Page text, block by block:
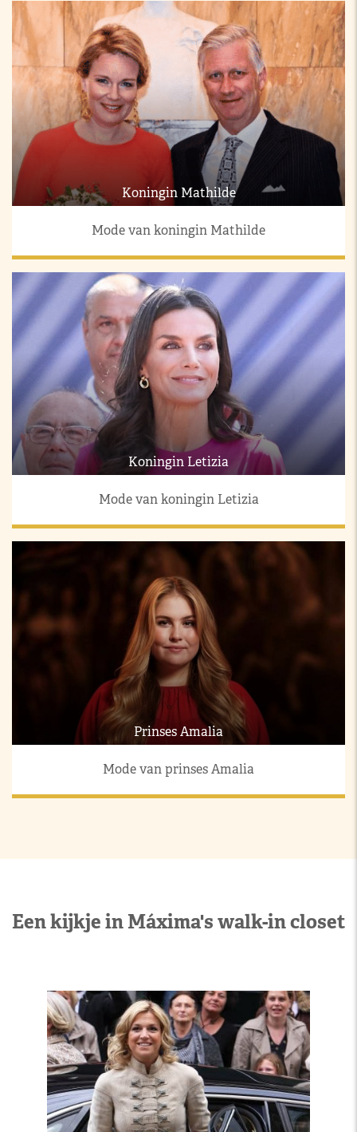
Koningin Mathilde
Mode van koningin Mathilde
Koningin Letizia
Mode van koningin Letizia
Prinses Amalia
Mode van prinses Amalia
Een kijkje in Máxima's walk-in closet